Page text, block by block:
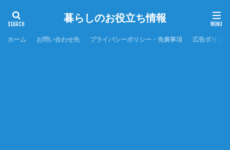
暮らしのお役立ち情報
ホーム お問い合わせ先 プライバシーポリシー・免責事項 広告ポリシー